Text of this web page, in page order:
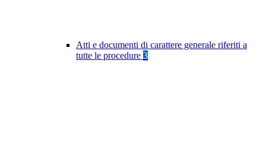
Atti e documenti di carattere generale riferiti a
tutte le procedure 3